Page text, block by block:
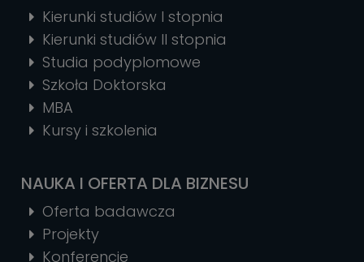
Kierunki studiów I stopnia
Kierunki studiów II stopnia
Studia podyplomowe
Szkoła Doktorska
MBA
Kursy i szkolenia
NAUKA I OFERTA DLA BIZNESU
Oferta badawcza
Projekty
Konferencje